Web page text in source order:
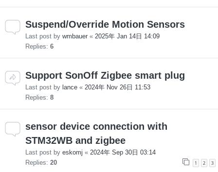
Suspend/Override Motion Sensors
Last post by wmbauer « 2025年 Jan 14日 14:09
Replies: 6
Support SonOff Zigbee smart plug
Last post by lance « 2024年 Nov 26日 11:53
Replies: 8
sensor device connection with
STM32WB and zigbee
Last post by eskomj « 2024年 Sep 30日 03:14
Replies: 20 1 2 3